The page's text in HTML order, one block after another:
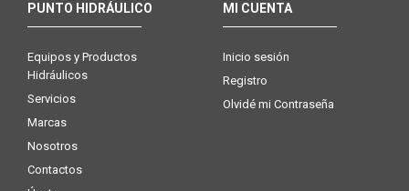
PUNTO HIDRÁULICO
Equipos y Productos
Hidráulicos
Servicios
Marcas
Nosotros
Contactos
MI CUENTA
Inicio sesión
Registro
Olvidé mi Contraseña